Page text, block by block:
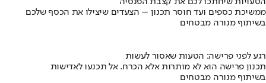
ממשיכת כספים ועד חוסר תכנון – הצעדים שיצילו את הכסף שלכם
בשיתוף מנורה מבטחים
רגע לפני פרישה: הטעות שאסור לעשות
תכנון פרישה הוא לא מותרות אלא הכרח. אל תכנעו לאדישות
בשיתוף מנורה מבטחים